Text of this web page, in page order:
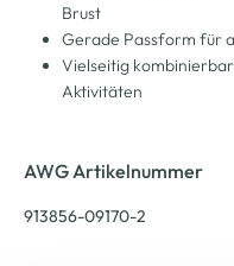
Brust
Gerade Passform für
Vielseitig
Aktivitäten
AWG Artikelnummer
913856-09170-2